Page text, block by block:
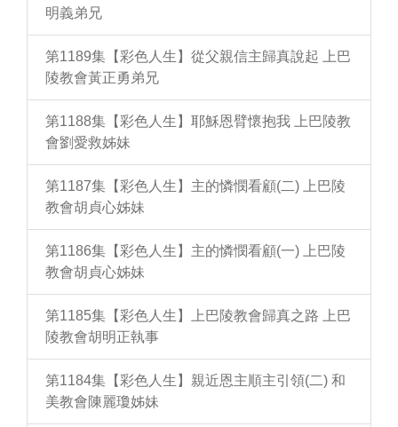
明義弟兄
第1189集【彩色人生】從父親信主歸真說起 上巴
陵教會黃正勇弟兄
第1188集【彩色人生】耶穌恩臂懷抱我 上巴陵教
會劉愛救姊妹
第1187集【彩色人生】主的憐憫看顧(二) 上巴陵
教會胡貞心姊妹
第1186集【彩色人生】主的憐憫看顧(一) 上巴陵
教會胡貞心姊妹
第1185集【彩色人生】上巴陵教會歸真之路 上巴
陵教會胡明正執事
第1184集【彩色人生】親近恩主順主引領(二) 和
美教會陳麗瓊姊妹